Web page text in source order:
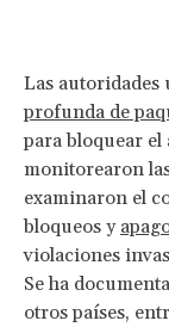
Las autoridades
profunda de
para bloquear
monitorearon
examinaron el
bloqueos y
violaciones
Se ha
otros países,